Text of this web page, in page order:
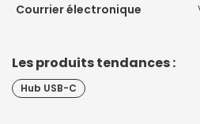
Courrier électronique
Les produits tendances :
Hub USB-C